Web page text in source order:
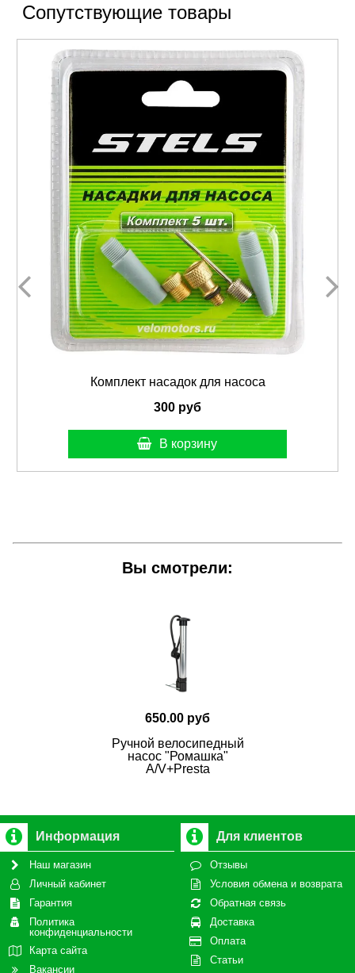
Сопутствующие товары
Комплект насадок для насоса
300 руб
В корзину
Вы смотрели:
650.00 руб
Ручной велосипедный
насос "Ромашка"
A/V+Presta
Информация
Наш магазин
Личный кабинет
Гарантия
Политика
конфиденциальности
Карта сайта
Вакансии
Для клиентов
Отзывы
Условия обмена и возврата
Обратная связь
Доставка
Оплата
Статьи